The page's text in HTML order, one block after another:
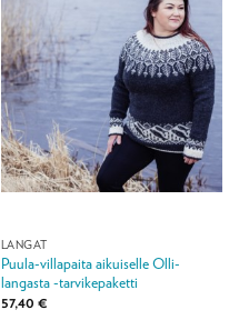
LANGAT
Puula-villapaita aikuiselle Olli-
langasta -tarvikepaketti
57,40 €